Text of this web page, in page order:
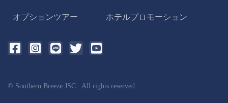
オプションツアー ホテルプロモーション
© Southern Breeze JSC . All rights reserved.